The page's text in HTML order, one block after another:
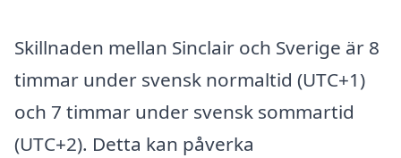
Skillnaden mellan Sinclair och Sverige är 8
timmar under svensk normaltid (UTC+1)
och 7 timmar under svensk sommartid
(UTC+2). Detta kan påverka